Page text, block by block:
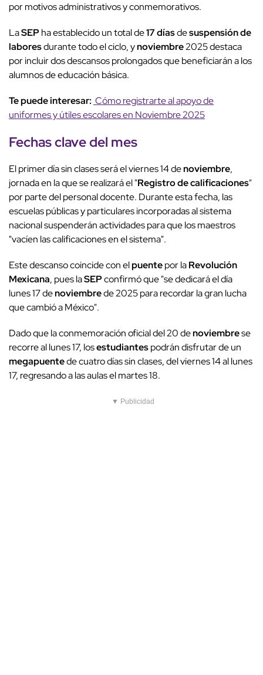
por motivos administrativos y conmemorativos.
LaSEPha establecido un total de17 díasdesuspensión de
laboresdurante todo el ciclo, ynoviembre2025 destaca
por incluir dos descansos prolongados que beneficiarán a los
alumnos de educación básica.
Te puede interesar: Cómo registrarte al apoyo de
uniformes y útiles escolares en Noviembre 2025
Fechas clavedel mes
El primer día sin clases será el viernes 14 denoviembre,
jornada en la que se realizará el "Registro de calificaciones"
por parte del personal docente. Durante esta fecha, las
escuelas públicas y particulares incorporadas al sistema
nacional suspenderán actividades para que los maestros
"vacíen las calificaciones en el sistema".
Este descanso coincide con elpuentepor laRevolución
Mexicana, pues laSEPconfirmó que "se dedicará el día
lunes 17 denoviembrede 2025 para recordar la gran lucha
que cambió a México".
Dado que la conmemoración oficial del 20 denoviembrese
recorre al lunes 17, losestudiantespodrán disfrutar de un
megapuentede cuatro días sin clases, del viernes 14 al lunes
17, regresando a las aulas el martes 18.
▼ Publicidad